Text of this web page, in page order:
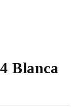
Blanca